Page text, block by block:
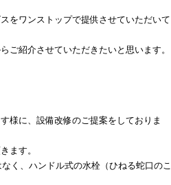
をワンストップで提供させていただいて
ご紹介させていただきたいと思います。
様に、設備改修のご提案をしておりま
ます。
く、ハンドル式の水栓（ひねる蛇口のこ